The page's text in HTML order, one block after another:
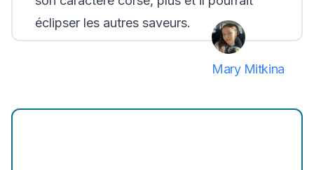
éclipser les autres saveurs.
Mary Mitkina